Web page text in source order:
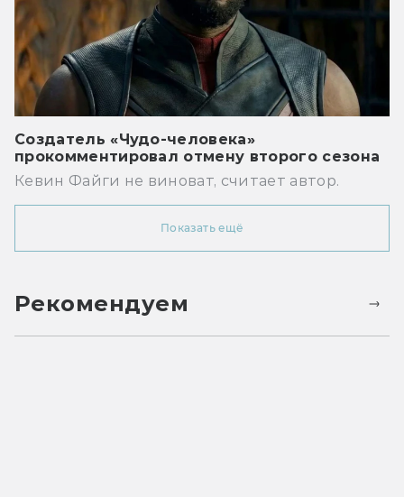
Создатель «Чудо-человека»
прокомментировал отмену второго сезона
Кевин Файги не виноват, считает автор.
Показать ещё
Рекомендуем